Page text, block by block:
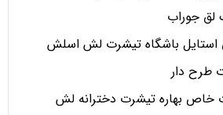
لق جوراب
باشگاه تیشرت لش اسلش
طرح دار
خاص بهاره تیشرت دخترانه لش